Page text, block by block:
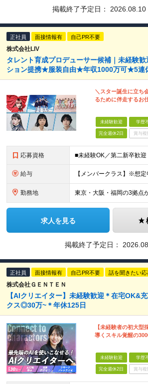
掲載終了予定日： 2026.08.10
正社員 面接情報有 自己PR不要
株式会社LIV
タレント育成プロデューサー候補｜未経験
ション提携★服装自由★年収1000万可★5連
＼スター誕生に立ち
るために伴走するお
未経験歓迎 学歴
完全週休2日 賞与複
応募資格
給与
勤務地
求人を見る
掲載終了予定日：
正社員 面接情報有 自己PR不要 話を聞きたい
株式会社ＧＥＮＴＥＮ
【AIクリエイター】未経験歓迎＊在宅OK&
クス◎30万~＊年休125日
【未経験者の初大型
導くスキル覚醒の
未経験歓迎 学歴
完全週休2日 賞与複